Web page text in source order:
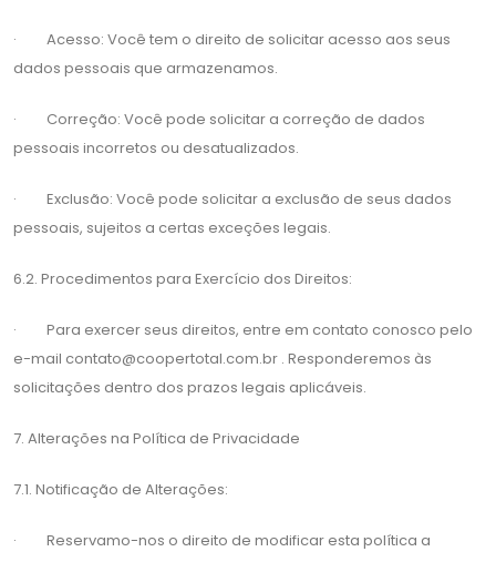
· Acesso: Você tem o direito de solicitar acesso aos seus
dados pessoais que armazenamos.
· Correção: Você pode solicitar a correção de dados
pessoais incorretos ou desatualizados.
· Exclusão: Você pode solicitar a exclusão de seus dados
pessoais, sujeitos a certas exceções legais.
6.2. Procedimentos para Exercício dos Direitos:
· Para exercer seus direitos, entre em contato conosco pelo
e-mail contato@coopertotal.com.br . Responderemos às
solicitações dentro dos prazos legais aplicáveis.
7. Alterações na Política de Privacidade
7.1. Notificação de Alterações:
· Reservamo-nos o direito de modificar esta política a